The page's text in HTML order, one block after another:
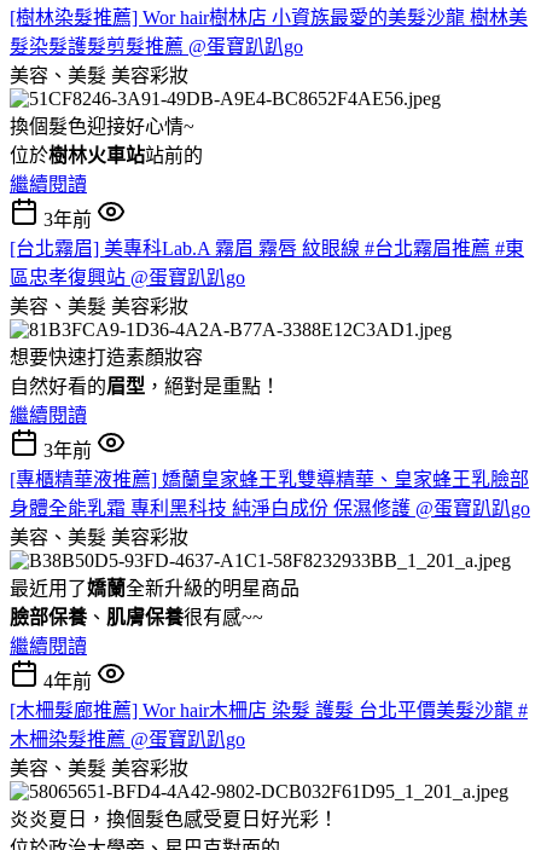
[樹林染髮推薦] Wor hair樹林店 小資族最愛的美髮沙龍 樹林美
髮染髮護髮剪髮推薦 @蛋寶趴趴go
美容、美髮 美容彩妝
換個髮色迎接好心情~
位於樹林火車站站前的
繼續閱讀
3年前
[台北霧眉] 美專科Lab.A 霧眉 霧唇 紋眼線 #台北霧眉推薦 #東
區忠孝復興站 @蛋寶趴趴go
美容、美髮 美容彩妝
想要快速打造素顏妝容
自然好看的眉型 ，絕對是重點！
繼續閱讀
3年前
[專櫃精華液推薦] 嬌蘭皇家蜂王乳雙導精華、皇家蜂王乳臉部
身體全能乳霜 專利黑科技 純淨白成份 保濕修護 @蛋寶趴趴go
美容、美髮 美容彩妝
最近用了嬌蘭全新升級的明星商品
臉部保養 、 肌膚保養很有感~~
繼續閱讀
4年前
[木柵髮廊推薦] Wor hair木柵店 染髮 護髮 台北平價美髮沙龍 #
木柵染髮推薦 @蛋寶趴趴go
美容、美髮 美容彩妝
炎炎夏日，換個髮色感受夏日好光彩！